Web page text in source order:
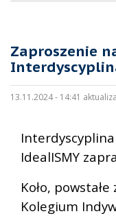
Zaproszenie
13.11.2024 - 14:41
IdealISMY
Koło,
Kolegium